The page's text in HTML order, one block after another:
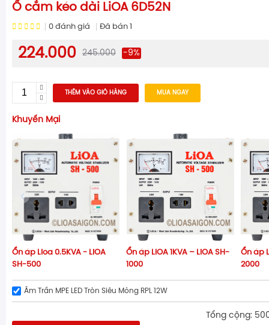
Ổ cắm kéo dài LiOA 6D52N
0 đánh giá Đã bán 1
224.000 245.000 -9%
THÊM VÀO GIỎ HÀNG MUA NGAY
Khuyến Mại
Ổn áp Lioa 0.5KVA - LiOA
SH-500
Ổn áp LIOA 1KVA – LiOA SH-
1000
Ổn áp
2000
Âm Trần MPE LED Tròn Siêu Mỏng RPL 12W
Tổng cộng: